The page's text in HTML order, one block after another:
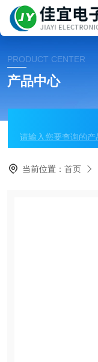
PRODUCT CENTER
产品中心
当前位置：首页